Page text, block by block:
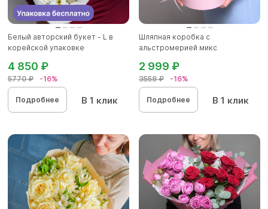
Белый авторский букет - L в
корейской упаковке
5770 ₽ -16%
4 850 ₽
Подробнее В 1 клик
Шляпная коробка с
альстромерией микс
3558 ₽ -16%
2 999 ₽
Подробнее В 1 клик